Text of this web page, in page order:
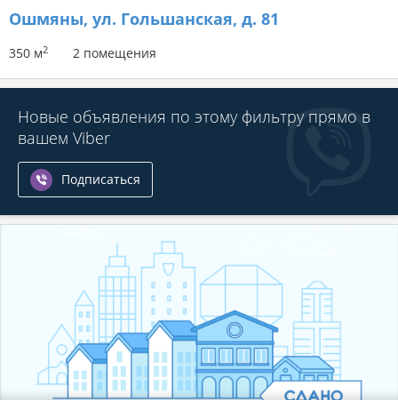
Ошмяны, ул. Гольшанская, д. 81
350 м2 2 помещения
Новые объявления по этому фильтру прямо в
вашем Viber
Подписаться